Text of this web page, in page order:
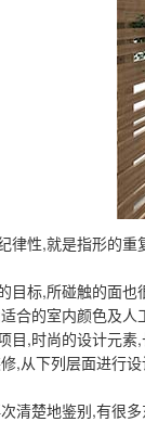
律性,就是指形的
目标,所碰触的面
合的室内颜色及
目,时尚的设计元
,从下列层面进行
清楚地鉴别,有很